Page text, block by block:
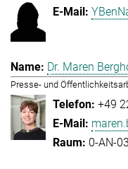
Dr. Maren
Presse- und
+49
0-AN-